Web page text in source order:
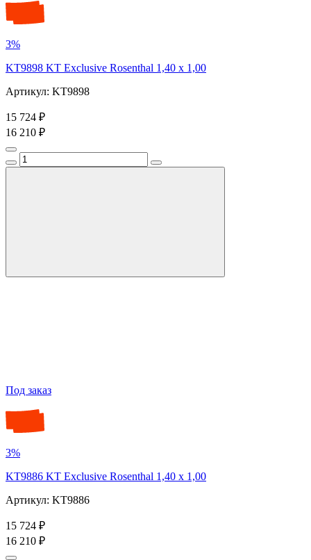
3%
KT9898 KT Exclusive Rosenthal 1,40 x 1,00
Артикул: KT9898
15 724 ₽
16 210 ₽
Под заказ
3%
KT9886 KT Exclusive Rosenthal 1,40 x 1,00
Артикул: KT9886
15 724 ₽
16 210 ₽